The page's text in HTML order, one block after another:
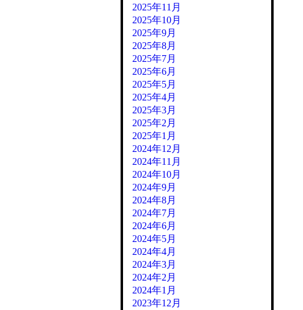
2025年11月
2025年10月
2025年9月
2025年8月
2025年7月
2025年6月
2025年5月
2025年4月
2025年3月
2025年2月
2025年1月
2024年12月
2024年11月
2024年10月
2024年9月
2024年8月
2024年7月
2024年6月
2024年5月
2024年4月
2024年3月
2024年2月
2024年1月
2023年12月